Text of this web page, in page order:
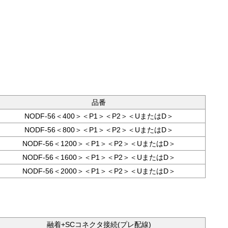
品番
NODF‐56＜400＞＜P1＞＜P2＞＜UまたはD＞
NODF‐56＜800＞＜P1＞＜P2＞＜UまたはD＞
NODF‐56＜1200＞＜P1＞＜P2＞＜UまたはD＞
NODF‐56＜1600＞＜P1＞＜P2＞＜UまたはD＞
NODF‐56＜2000＞＜P1＞＜P2＞＜UまたはD＞
融着+SCコネクタ接続(プレ配線)